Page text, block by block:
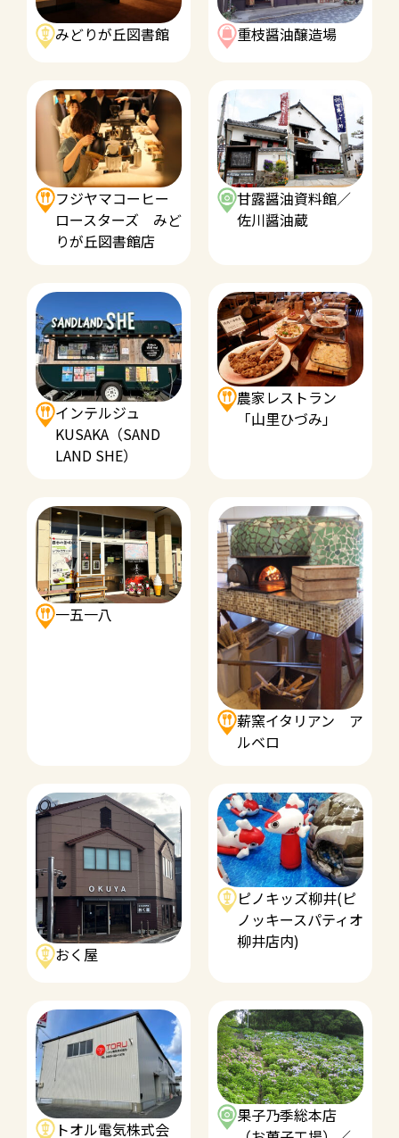
みどりが丘図書館 重枝醤油醸造場
フジヤマコーヒー
ロースターズ みど
りが丘図書館店
甘露醤油資料館／
佐川醤油蔵
インテルジュ
KUSAKA（SAND
LAND SHE）
農家レストラン
「山里ひづみ」
一五一八
薪窯イタリアン ア
ルベロ
おく屋
ピノキッズ柳井(ピ
ノッキースパティオ
柳井店内)
トオル電気株式会
果子乃季総本店